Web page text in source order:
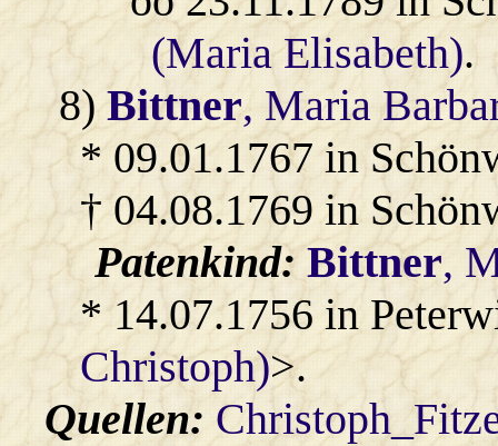
(Maria Elisabeth).
8)Bittner, Maria
* 09.01.1767 in
† 04.08.1769 in
Patenkind:Bittner,
* 14.07.1756 in
Christoph)>.
Quellen: